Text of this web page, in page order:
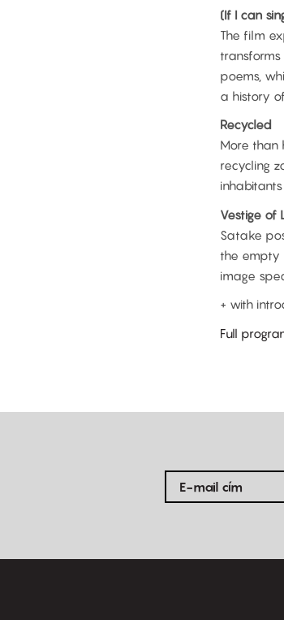
(If I can
The film
poems,
a history
Recycled
More than
recycling
Vestige of
Satake
the empty
image
+ with
Full